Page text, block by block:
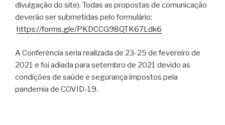
divulgação do site). Todas as propostas de comunicação
deverão ser submetidas pelo formulário:
https://forms.gle/PKDCCG98QTK67Ldk6
A Conferência seria realizada de 23-25 de fevereiro de
2021 e foi adiada para setembro de 2021 devido as
condições de saúde e segurança impostos pela
pandemia de COVID-19.